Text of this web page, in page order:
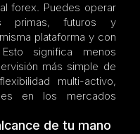
forex. Puedes operar
primas, futuros y
plataforma y con
significa menos
más simple de
multi-activo,
en los mercados
de tu mano